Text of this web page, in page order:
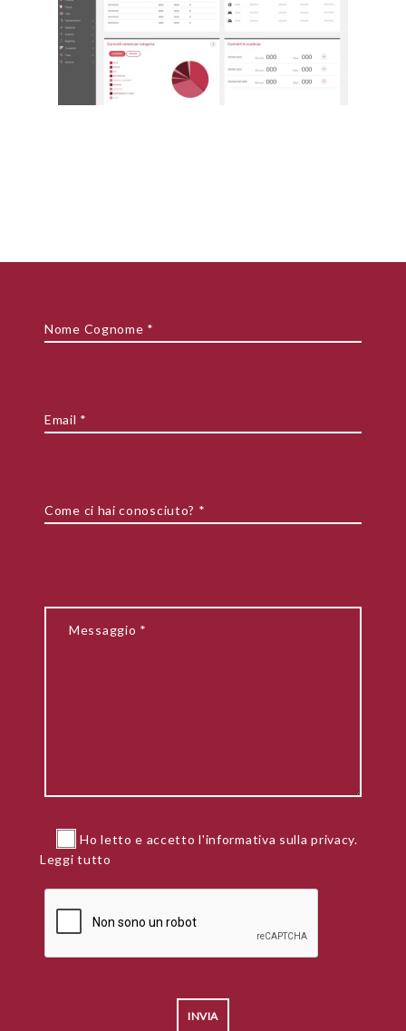
Ho letto e accetto l'informativa sulla privacy.
Leggi tutto